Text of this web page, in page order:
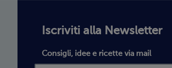
Iscriviti alla Newsletter
Consigli, idee e ricette via mail